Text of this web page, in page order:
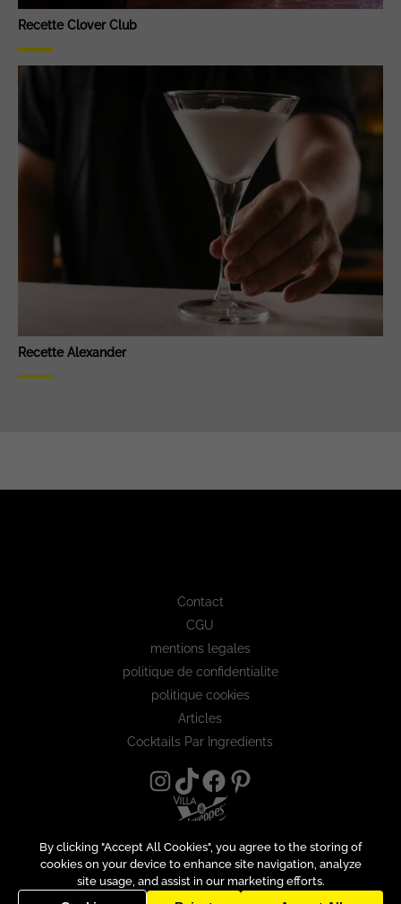
Recette Clover Club
Recette Alexander
Contact
CGU
mentions legales
politique de confidentialite
politique cookies
Articles
Cocktails Par Ingredients
By clicking "Accept All Cookies", you agree to the storing of
cookies on your device to enhance site navigation, analyze
site usage, and assist in our marketing efforts.